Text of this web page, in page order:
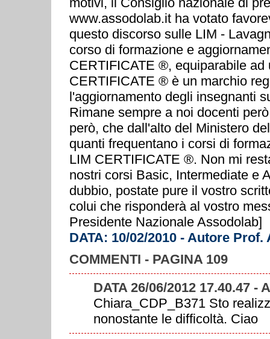
www.assodolab.it ha votato
questo discorso sulle LIM -
corso di formazione e
CERTIFICATE ®, equiparabile
CERTIFICATE ® è un marchio
l'aggiornamento degli insegnanti
Rimane sempre a noi docenti
però, che dall'alto del Ministero
quanti frequentano i corsi di
LIM CERTIFICATE ®. Non mi
nostri corsi Basic, Intermediate e
dubbio, postate pure il vostro
colui che risponderà al vostro
Presidente Nazionale Assodolab]
DATA: 10/02/2010 - Autore
COMMENTI - PAGINA 109
DATA 26/06/2012 17.40.47 -
Chiara_CDP_B371 Sto
nonostante le difficoltà. Ciao